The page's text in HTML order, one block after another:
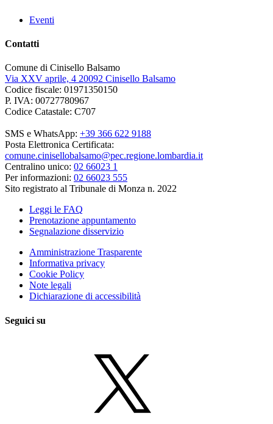
Eventi
Contatti
Comune di Cinisello Balsamo
Via XXV aprile, 4 20092 Cinisello Balsamo
Codice fiscale: 01971350150
P. IVA: 00727780967
Codice Catastale: C707
SMS e WhatsApp: +39 366 622 9188
Posta Elettronica Certificata:
comune.cinisellobalsamo@pec.regione.lombardia.it
Centralino unico: 02 66023 1
Per informazioni: 02 66023 555
Sito registrato al Tribunale di Monza n. 2022
Leggi le FAQ
Prenotazione appuntamento
Segnalazione disservizio
Amministrazione Trasparente
Informativa privacy
Cookie Policy
Note legali
Dichiarazione di accessibilità
Seguici su